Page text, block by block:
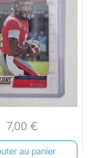
7,00€
au panier